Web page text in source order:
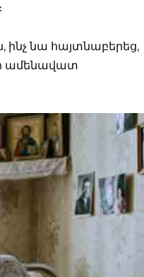
ինչ նա հայտնաբերեց,
ամենավատ